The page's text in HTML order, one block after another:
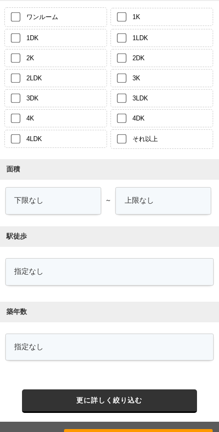
ワンルーム 1K
1DK 1LDK
2K 2DK
2LDK 3K
3DK 3LDK
4K 4DK
4LDK それ以上
面積
～
駅徒歩
築年数
更に詳しく絞り込む